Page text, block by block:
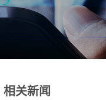
相关新闻